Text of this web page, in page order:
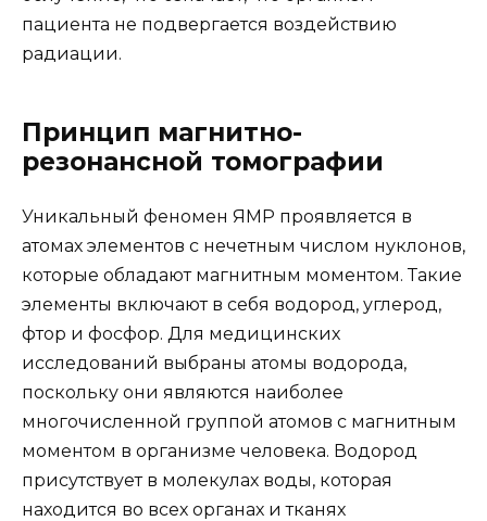
пациента не подвергается воздействию
радиации.
Принцип магнитно-
резонансной томографии
Уникальный феномен ЯМР проявляется в
атомах элементов с нечетным числом нуклонов,
которые обладают магнитным моментом. Такие
элементы включают в себя водород, углерод,
фтор и фосфор. Для медицинских
исследований выбраны атомы водорода,
поскольку они являются наиболее
многочисленной группой атомов с магнитным
моментом в организме человека. Водород
присутствует в молекулах воды, которая
находится во всех органах и тканях